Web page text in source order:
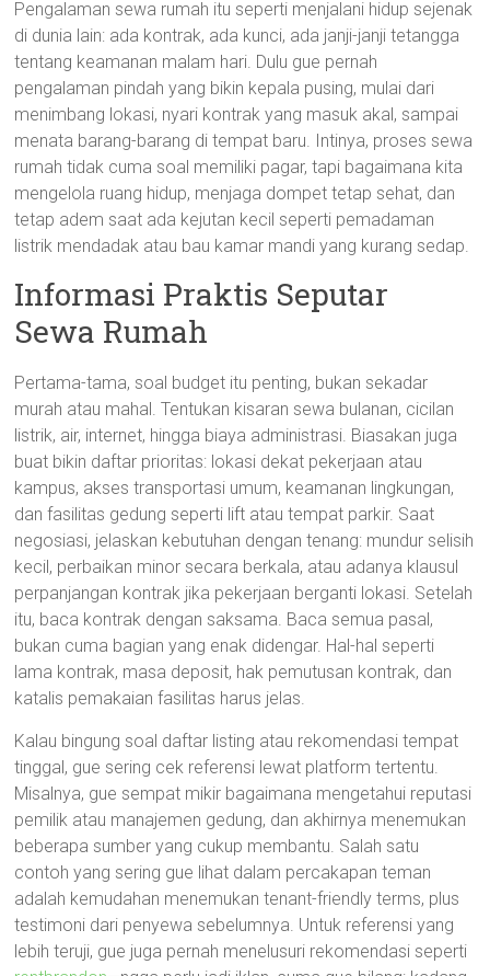
Pengalaman sewa rumah itu seperti menjalani hidup sejenak
di dunia lain: ada kontrak, ada kunci, ada janji-janji tetangga
tentang keamanan malam hari. Dulu gue pernah
pengalaman pindah yang bikin kepala pusing, mulai dari
menimbang lokasi, nyari kontrak yang masuk akal, sampai
menata barang-barang di tempat baru. Intinya, proses sewa
rumah tidak cuma soal memiliki pagar, tapi bagaimana kita
mengelola ruang hidup, menjaga dompet tetap sehat, dan
tetap adem saat ada kejutan kecil seperti pemadaman
listrik mendadak atau bau kamar mandi yang kurang sedap.
Informasi Praktis Seputar
Sewa Rumah
Pertama-tama, soal budget itu penting, bukan sekadar
murah atau mahal. Tentukan kisaran sewa bulanan, cicilan
listrik, air, internet, hingga biaya administrasi. Biasakan juga
buat bikin daftar prioritas: lokasi dekat pekerjaan atau
kampus, akses transportasi umum, keamanan lingkungan,
dan fasilitas gedung seperti lift atau tempat parkir. Saat
negosiasi, jelaskan kebutuhan dengan tenang: mundur selisih
kecil, perbaikan minor secara berkala, atau adanya klausul
perpanjangan kontrak jika pekerjaan berganti lokasi. Setelah
itu, baca kontrak dengan saksama. Baca semua pasal,
bukan cuma bagian yang enak didengar. Hal-hal seperti
lama kontrak, masa deposit, hak pemutusan kontrak, dan
katalis pemakaian fasilitas harus jelas.
Kalau bingung soal daftar listing atau rekomendasi tempat
tinggal, gue sering cek referensi lewat platform tertentu.
Misalnya, gue sempat mikir bagaimana mengetahui reputasi
pemilik atau manajemen gedung, dan akhirnya menemukan
beberapa sumber yang cukup membantu. Salah satu
contoh yang sering gue lihat dalam percakapan teman
adalah kemudahan menemukan tenant-friendly terms, plus
testimoni dari penyewa sebelumnya. Untuk referensi yang
lebih teruji, gue juga pernah menelusuri rekomendasi seperti